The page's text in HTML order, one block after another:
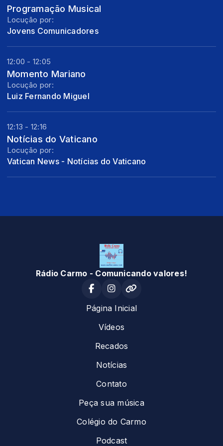
Programação Musical
Locução por:
Jovens Comunicadores
12:00 - 12:05
Momento Mariano
Locução por:
Luiz Fernando Miguel
12:13 - 12:16
Notícias do Vaticano
Locução por:
Vatican News - Notícias do Vaticano
Rádio Carmo - Comunicando valores!
Página Inicial
Vídeos
Recados
Notícias
Contato
Peça sua música
Colégio do Carmo
Podcast